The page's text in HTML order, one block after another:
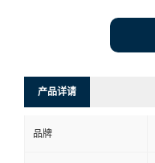
产品详请
品牌